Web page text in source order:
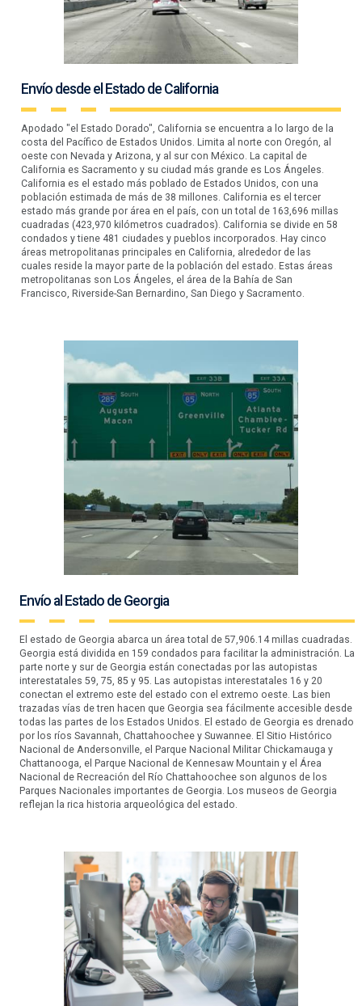
Envío desde el Estado de California
Apodado "el Estado Dorado", California se encuentra a lo largo de la
costa del Pacífico de Estados Unidos. Limita al norte con Oregón, al
oeste con Nevada y Arizona, y al sur con México. La capital de
California es Sacramento y su ciudad más grande es Los Ángeles.
California es el estado más poblado de Estados Unidos, con una
población estimada de más de 38 millones. California es el tercer
estado más grande por área en el país, con un total de 163,696 millas
cuadradas (423,970 kilómetros cuadrados). California se divide en 58
condados y tiene 481 ciudades y pueblos incorporados. Hay cinco
áreas metropolitanas principales en California, alrededor de las
cuales reside la mayor parte de la población del estado. Estas áreas
metropolitanas son Los Ángeles, el área de la Bahía de San
Francisco, Riverside-San Bernardino, San Diego y Sacramento.
Envío al Estado de Georgia
El estado de Georgia abarca un área total de 57,906.14 millas cuadradas.
Georgia está dividida en 159 condados para facilitar la administración. La
parte norte y sur de Georgia están conectadas por las autopistas
interestatales 59, 75, 85 y 95. Las autopistas interestatales 16 y 20
conectan el extremo este del estado con el extremo oeste. Las bien
trazadas vías de tren hacen que Georgia sea fácilmente accesible desde
todas las partes de los Estados Unidos. El estado de Georgia es drenado
por los ríos Savannah, Chattahoochee y Suwannee. El Sitio Histórico
Nacional de Andersonville, el Parque Nacional Militar Chickamauga y
Chattanooga, el Parque Nacional de Kennesaw Mountain y el Área
Nacional de Recreación del Río Chattahoochee son algunos de los
Parques Nacionales importantes de Georgia. Los museos de Georgia
reflejan la rica historia arqueológica del estado.